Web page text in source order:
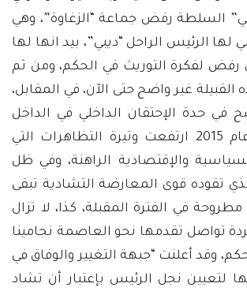
السلطة رفض جماعة “الزغاوة”، وهي
لها الرئيس الراحل “ديبي”، بيد انها لها
رفض لفكرة التوريث في الحكم، ومن ثم
القبيلة غير واضح حتى الآن، في المقابل،
في حدة الإحتقان الداخلي في الداخل
التشادي، ومنذ عام 2015 ارتفعت وتيرة التظاهرات التي
والإقتصادية الراهنة، وفي ظل
تقوده قوى المعارضة التشادية تبقى
مطروحة في الفترة المقبلة، كذا، لا تزال
تواصل تقدمها نحو العاصمة نجامينا
وقد أعلنت “جبهة التغيير والوفاق في
لتعيين نجل الرئيس بإعتبار أن تشاد